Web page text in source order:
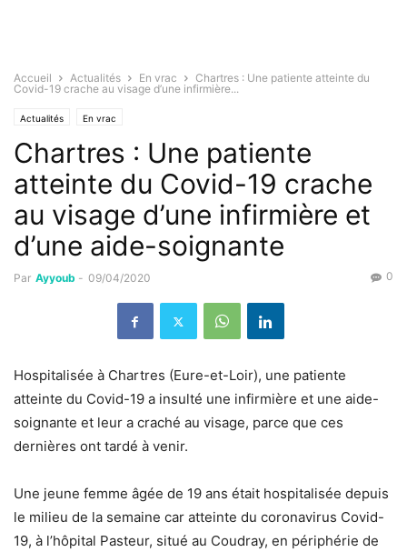
Accueil Actualités En vrac
Chartres : Une patiente atteinte du
Covid-19 crache au visage d’une infirmière...
Actualités En vrac
Chartres : Une patiente
atteinte du Covid-19 crache
au visage d’une infirmière et
d’une aide-soignante
Par Ayyoub - 09/04/2020 0
Hospitalisée à Chartres (Eure-et-Loir), une patiente
atteinte du Covid-19 a insulté une infirmière et une aide-
soignante et leur a craché au visage, parce que ces
dernières ont tardé à venir.
Une jeune femme âgée de 19 ans était hospitalisée depuis
le milieu de la semaine car atteinte du coronavirus Covid-
19, à l’hôpital Pasteur, situé au Coudray, en périphérie de